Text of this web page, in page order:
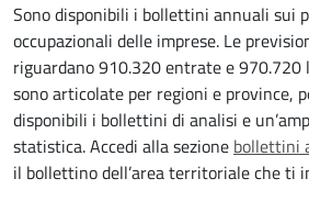
Sono disponibili i bollettini annuali sui
occupazionali delle imprese. Le
riguardano 910.320 entrate e
sono articolate per regioni e province,
disponibili i bollettini di analisi e
statistica. Accedi alla sezione bollettini
il bollettino dell’area territoriale che ti